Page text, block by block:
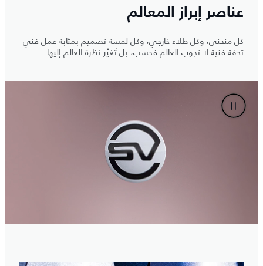
عناصر إبراز المعالم
كل منحنى، وكل طلاء خارجي، وكل لمسة تصميم بمثابة عمل فني
تحفة فنية لا تجوب العالم فحسب، بل تُغيِّر نظرة العالم إليها.